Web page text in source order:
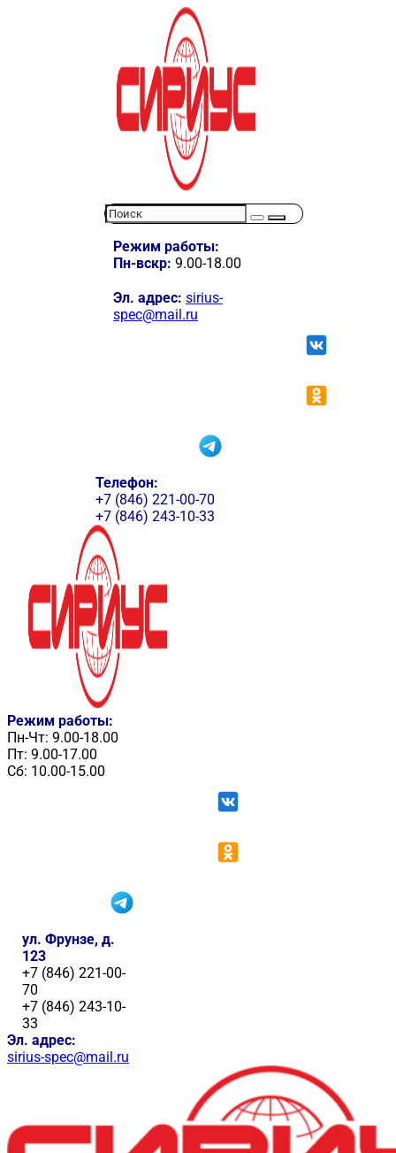
Режим работы:
Пн-вскр: 9.00-18.00
Эл. адрес: sirius-
spec@mail.ru
Телефон:
+7 (846) 221-00-70
+7 (846) 243-10-33
Режим работы:
Пн-Чт: 9.00-18.00
Пт: 9.00-17.00
Сб: 10.00-15.00
ул. Фрунзе, д.
123
+7 (846) 221-00-
70
+7 (846) 243-10-
33
Эл. адрес:
sirius-spec@mail.ru